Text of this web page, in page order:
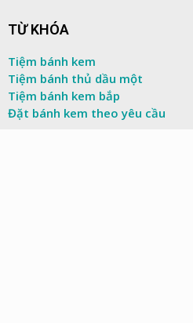
TỪ KHÓA
Tiệm bánh kem
Tiệm bánh thủ dầu một
Tiệm bánh kem bắp
Đặt bánh kem theo yêu cầu